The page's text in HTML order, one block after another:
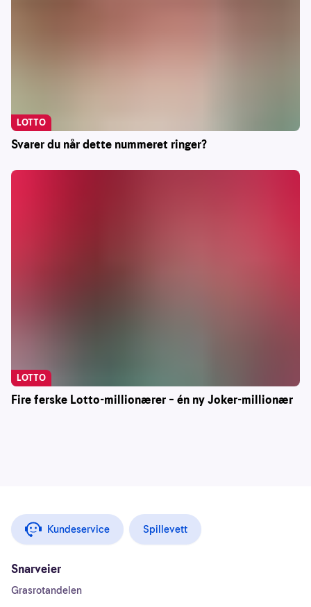
Svarer du når dette nummeret ringer?
LOTTO
Fire ferske Lotto-millionærer – én ny Joker-millionær
LOTTO
Kundeservice Spillevett
Snarveier
Grasrotandelen